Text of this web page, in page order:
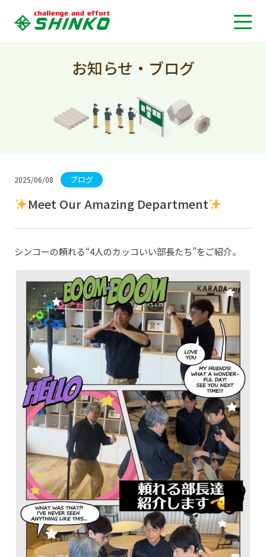
お知らせ・ブログ
2025/06/08 ブログ
Meet Our Amazing Department
シンコーの頼れる“4人のカッコいい部長たち”をご紹介。